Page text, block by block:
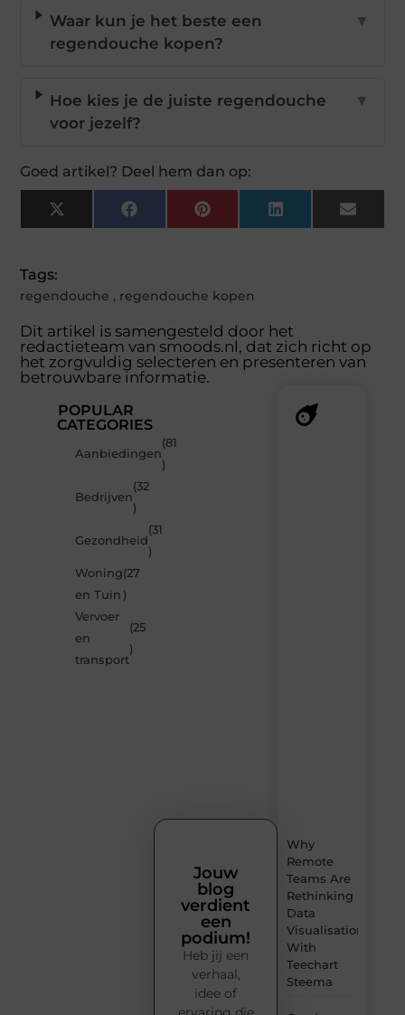
Waar kun je het beste een
regendouche kopen?
▼
Hoe kies je de juiste regendouche
voor jezelf?
▼
Goed artikel? Deel hem dan op:
X
(Twitter)
FacebookPinterestLinkedInEmail
Tags:
regendouche , regendouche kopen
Dit artikel is samengesteld door het
redactieteam van smoods.nl, dat zich richt op
het zorgvuldig selecteren en presenteren van
betrouwbare informatie.
POPULAR
CATEGORIES
Aanbiedingen
(81
)
Bedrijven
(32
)
Gezondheid
(31
)
Woning
en Tuin
(27
)
Vervoer
en
transport
(25
)
Why
Remote
Teams Are
Rethinking
Data
Visualisation
With
Teechart
Steema
Jouw
blog
verdient
een
podium!
Heb jij een
verhaal,
idee of